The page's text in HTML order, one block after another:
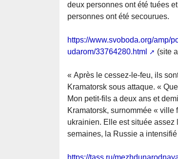
deux personnes ont été tuées
personnes ont été secourues.
https://www.svoboda.org/amp/
udarom/33764280.html
(site
« Après le cessez-le-feu, ils
Kramatorsk sous attaque. «
Mon petit-fils a deux ans et
Kramatorsk, surnommée « ville
ukrainien. Elle est située
semaines, la Russie a